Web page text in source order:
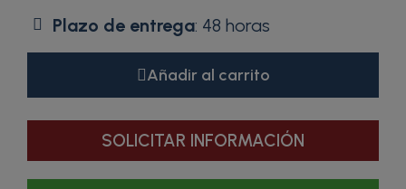
Plazo de entrega: 48 horas
Añadir al carrito
SOLICITAR INFORMACIÓN